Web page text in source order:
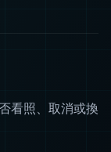
看照、取消或換